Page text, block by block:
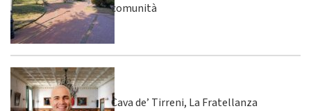
comunità
Cava de’ Tirreni, La Fratellanza